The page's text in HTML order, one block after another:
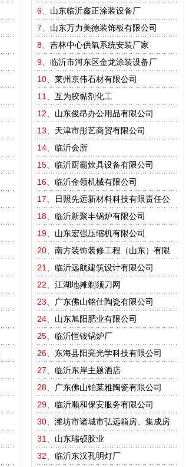
6、 山东临沂鑫正涂装设备厂
7、 山东万力美德装饰板有限公司
8、 吉林中心供氧系统安装厂家
9、 临沂市河东区金龙涂装设备厂
10、 莱州京伟石材有限公司
11、 互为胶黏剂化工
12、 山东俊昂办公用品有限公司
13、 天津市彤艺商贸有限公司
14、 临沂会所
15、 临沂厨霸炊具设备有限公司
16、 临沂金领机械有限公司
17、
日照先远新材料科技有限责任公
18、 临沂新聚丰锅炉有限公司
19、 山东宏强压缩机有限公司
20、 南方装饰装修工程（山东）有限
21、 临沂远航建筑设计有限公司
22、 江湖地摊剃须刀网
23、
广东佛山铭仕陶瓷有限公司
24、 山东旭阳肥业有限公司
25、 临沂恒铵锅炉厂
26、 东海县阳亮光学科技有限公司
27、 临沂东岸主题酒店
28、
广东佛山铂莱雅陶瓷有限公司
29、 临沂顺和保安服务有限公司
30、 潍坊市诸城市弘远箱房、集成房
31、 山东瑞硕胶业
32、 临沂东汉孔明灯厂